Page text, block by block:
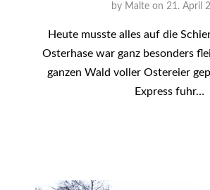
by Malte on 21. April
Heute musste alles auf die
Osterhase war ganz besonders
ganzen Wald voller Ostereier
Express fuhr…